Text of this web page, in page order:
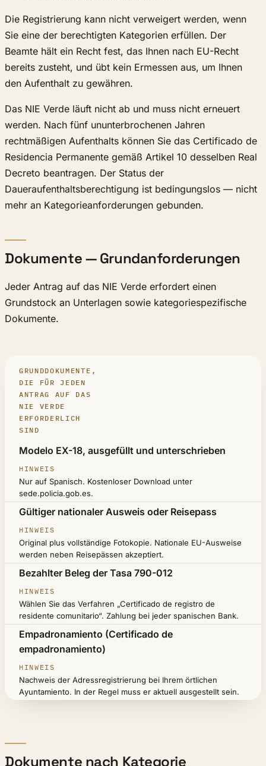
Die Registrierung kann nicht verweigert werden, wenn
Sie eine der berechtigten Kategorien erfüllen. Der
Beamte hält ein Recht fest, das Ihnen nach EU-Recht
bereits zusteht, und übt kein Ermessen aus, um Ihnen
den Aufenthalt zu gewähren.
Das NIE Verde läuft nicht ab und muss nicht erneuert
werden. Nach fünf ununterbrochenen Jahren
rechtmäßigen Aufenthalts können Sie das Certificado de
Residencia Permanente gemäß Artikel 10 desselben Real
Decreto beantragen. Der Status der
Daueraufenthaltsberechtigung ist bedingungslos — nicht
mehr an Kategorieanforderungen gebunden.
Dokumente — Grundanforderungen
Jeder Antrag auf das NIE Verde erfordert einen
Grundstock an Unterlagen sowie kategoriespezifische
Dokumente.
GRUNDDOKUMENTE,
DIE FÜR JEDEN
ANTRAG AUF DAS
NIE VERDE
ERFORDERLICH
SIND
DOKUMENT
HINWEIS
Modelo EX-18, ausgefüllt und unterschrieben
Nur auf Spanisch. Kostenloser Download unter
sede.policia.gob.es.
Gültiger nationaler Ausweis oder Reisepass
Original plus vollständige Fotokopie. Nationale EU-Ausweise
werden neben Reisepässen akzeptiert.
Bezahlter Beleg der Tasa 790-012
Wählen Sie das Verfahren „Certificado de registro de
residente comunitario“. Zahlung bei jeder spanischen Bank.
Empadronamiento (Certificado de
empadronamiento)
Nachweis der Adressregistrierung bei Ihrem örtlichen
Ayuntamiento. In der Regel muss er aktuell ausgestellt sein.
Dokumente nach Kategorie